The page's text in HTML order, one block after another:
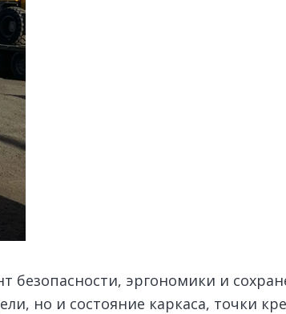
безопасности, эргономики и
но и состояние каркаса, точки